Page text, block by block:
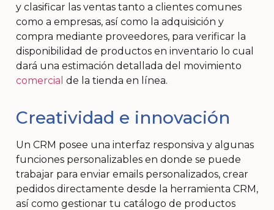
y clasificar las ventas tanto a clientes comunes
como a empresas, así como la adquisición y
compra mediante proveedores, para verificar la
disponibilidad de productos en inventario lo cual
dará una estimación detallada del movimiento
comercial de la tienda en línea.
Creatividad e innovación
Un CRM posee una interfaz responsiva y algunas
funciones personalizables en donde se puede
trabajar para enviar emails personalizados, crear
pedidos directamente desde la herramienta CRM,
así como gestionar tu catálogo de productos